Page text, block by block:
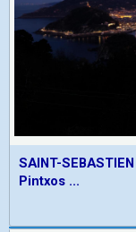
SAINT-
Pintxos ...